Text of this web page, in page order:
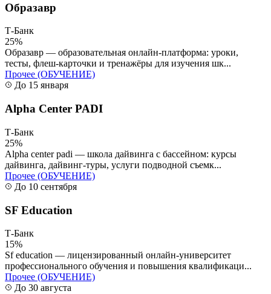
Образавр
Т-Банк
25%
Образавр — образовательная онлайн-платформа: уроки,
тесты, флеш-карточки и тренажёры для изучения шк...
Прочее (ОБУЧЕНИЕ)
До 15 января
Alpha Center PADI
Т-Банк
25%
Alpha center padi — школа дайвинга с бассейном: курсы
дайвинга, дайвинг-туры, услуги подводной съемк...
Прочее (ОБУЧЕНИЕ)
До 10 сентября
SF Education
Т-Банк
15%
Sf education — лицензированный онлайн-университет
профессионального обучения и повышения квалификаци...
Прочее (ОБУЧЕНИЕ)
До 30 августа